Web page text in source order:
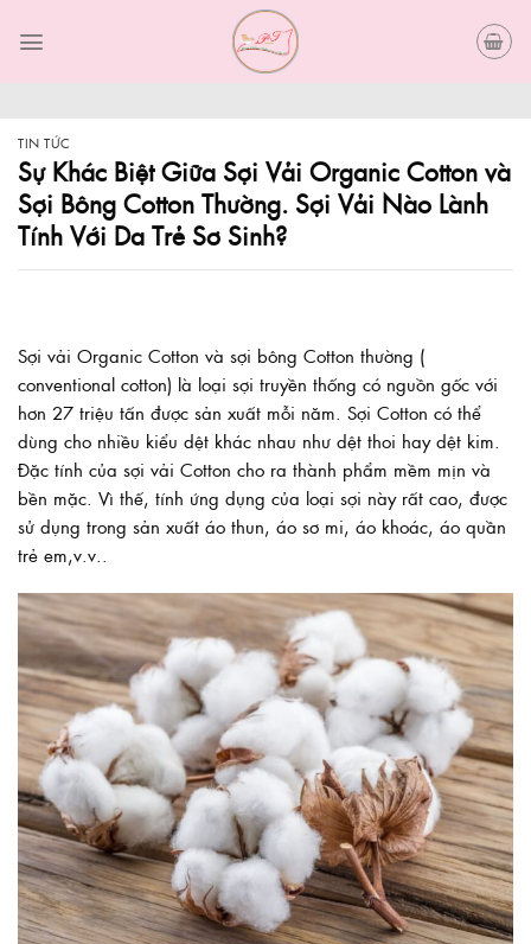
TIN TỨC
Sự Khác Biệt Giữa Sợi Vải Organic Cotton và
Sợi Bông Cotton Thường. Sợi Vải Nào Lành
Tính Với Da Trẻ Sơ Sinh?
Sợi vải Organic Cotton và sợi bông Cotton thường (
conventional cotton) là loại sợi truyền thống có nguồn gốc với
hơn 27 triệu tấn được sản xuất mỗi năm. Sợi Cotton có thể
dùng cho nhiều kiểu dệt khác nhau như dệt thoi hay dệt kim.
Đặc tính của sợi vải Cotton cho ra thành phẩm mềm mịn và
bền mặc. Vì thế, tính ứng dụng của loại sợi này rất cao, được
sử dụng trong sản xuất áo thun, áo sơ mi, áo khoác, áo quần
trẻ em,v.v..